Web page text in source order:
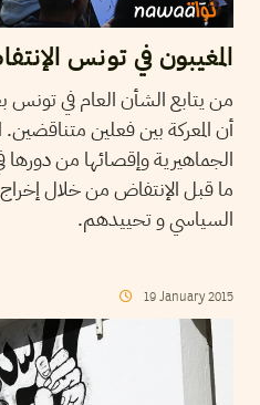
المغيبون في تونس
أن المعركة بين فعلين
الجماهيرية وإقصائها من دورها
ما قبل الإنتفاض من خلال
السياسي و تحييدهم.
19 January 2015